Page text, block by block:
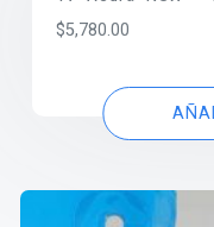
$5,780.00